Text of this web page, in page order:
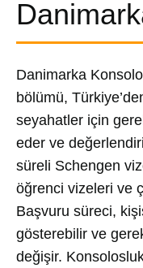
Danimarka
bölümü,
seyahatler için
eder ve
süreli Schengen
öğrenci vizeleri ve
Başvuru süreci,
gösterebilir ve
değişir.